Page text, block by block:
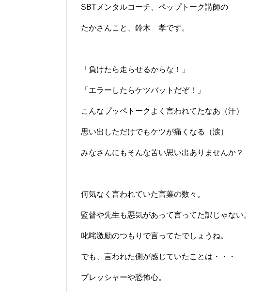
SBTメンタルコーチ、ペップトーク講師の
たかさんこと、鈴木 孝です。
「負けたら走らせるからな！」
「エラーしたらケツバットだぞ！」
こんなプッペトークよく言われてたなあ（汗）
思い出しただけでもケツが痛くなる（涙）
みなさんにもそんな苦い思い出ありませんか？
何気なく言われていた言葉の数々。
監督や先生も悪気があって言ってた訳じゃない。
叱咤激励のつもりで言ってたでしょうね。
でも、言われた側が感じていたことは・・・
プレッシャーや恐怖心。